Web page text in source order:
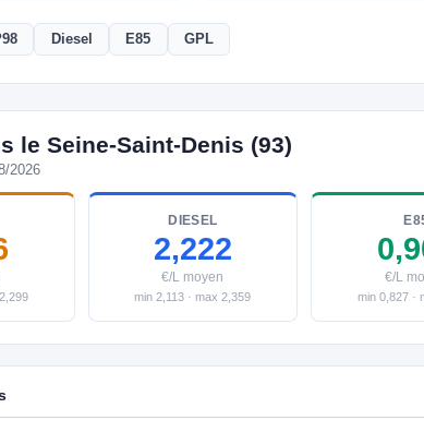
Diesel E85 GPL
le Seine-Saint-Denis (93)
2026
DIESEL
2,222
€/L moyen
min 2,113 · max 2,359
€/L
min 0,827 ·